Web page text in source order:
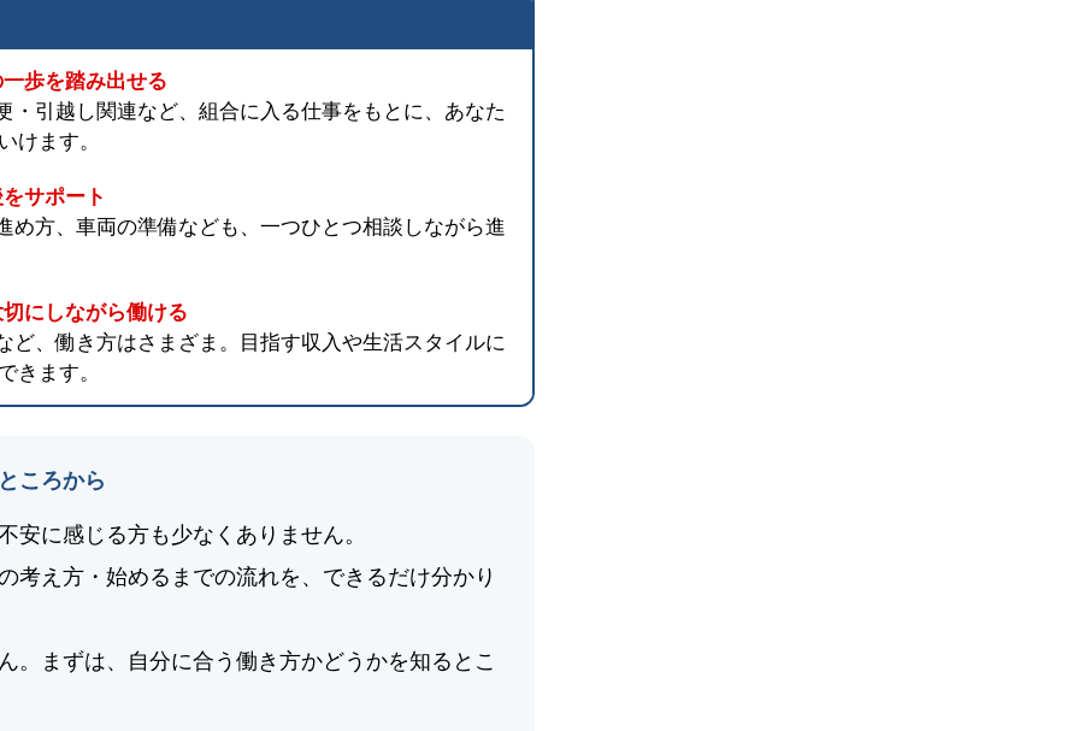
歩を踏み出せる
・引越し関連など、組合に入る仕事をもとに、あなた
けます。
サポート
め方、車両の準備なども、一つひとつ相談しながら進
にしながら働ける
ど、働き方はさまざま。目指す収入や生活スタイルに
きます。
ころから
安に感じる方も少なくありません。
考え方・始めるまでの流れを、できるだけ分かり
。まずは、自分に合う働き方かどうかを知るとこ